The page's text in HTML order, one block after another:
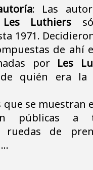
: Las
Les Luthiers
1971.
de ahí
por Les
de quién era
que se muestran
públicas a
ruedas de